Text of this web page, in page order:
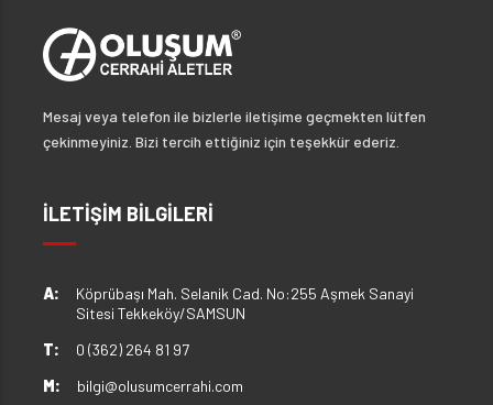
Mesaj veya telefon ile bizlerle iletişime geçmekten lütfen
çekinmeyiniz. Bizi tercih ettiğiniz için teşekkür ederiz.
İLETİŞİM BİLGİLERİ
A:
Köprübaşı Mah. Selanik Cad. No:255 Aşmek Sanayi
Sitesi Tekkeköy/SAMSUN
T:
0 (362) 264 81 97
M:
bilgi@olusumcerrahi.com